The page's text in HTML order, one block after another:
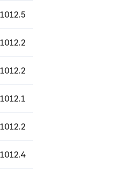
1012.5
1012.2
1012.2
1012.1
1012.2
1012.4